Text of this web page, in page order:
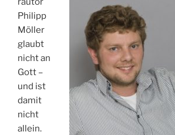
Philipp
Möller
glaubt
nicht an
Gott –
und ist
damit
nicht
allein.